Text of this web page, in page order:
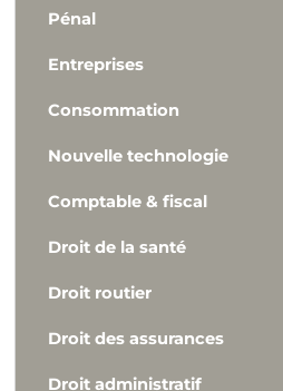
Pénal
Entreprises
Consommation
Nouvelle technologie
Comptable & fiscal
Droit de la santé
Droit routier
Droit des assurances
Droit administratif